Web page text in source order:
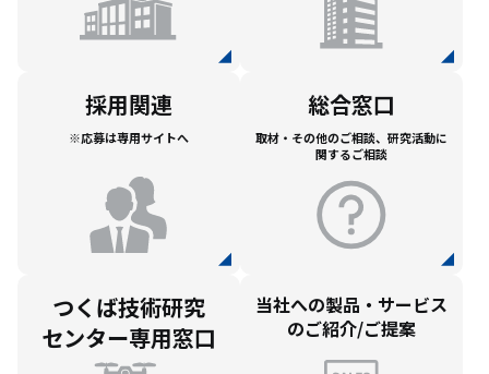
採用関連
※応募は専用サイトへ
総合窓口
取材・その他のご相談、 研究活動に
関するご相談
つくば技術研究
センター専用窓口
当社への製品・サービス
のご紹介/ご提案